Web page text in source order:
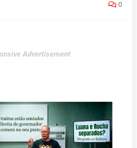
0
Advertisement